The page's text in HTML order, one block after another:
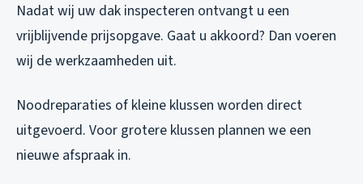
Nadat wij uw dak inspecteren ontvangt u een
vrijblijvende prijsopgave. Gaat u akkoord? Dan voeren
wij de werkzaamheden uit.
Noodreparaties of kleine klussen worden direct
uitgevoerd. Voor grotere klussen plannen we een
nieuwe afspraak in.